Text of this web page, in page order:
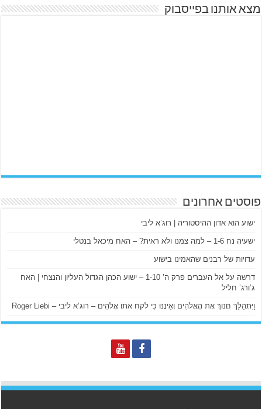
מצא אותנו בפייסבוק
פוסטים אחרונים
ישוע הוא אדון ההיסטוריה | רוג’א ליבי
ישעיה נח 1-6 – למה צמנו ולא ראית? – האח מיכאל בנטלי
עדויות של רבנים שהאמינו בישוע
דרשה על אל העברים פרק ה’ 1-10 – ישוע הכהן הגדול העליון והנצחי | האח
ג’ורג’ חליל
וַיִּתְהַלֵּךְ חֲנוֹךְ אֶת הָאֱלֹהִים וְאֵינֶנּוּ כִּי לקח אֹתוֹ אֱלֹהִים – רוג’א ליבי – Roger Liebi